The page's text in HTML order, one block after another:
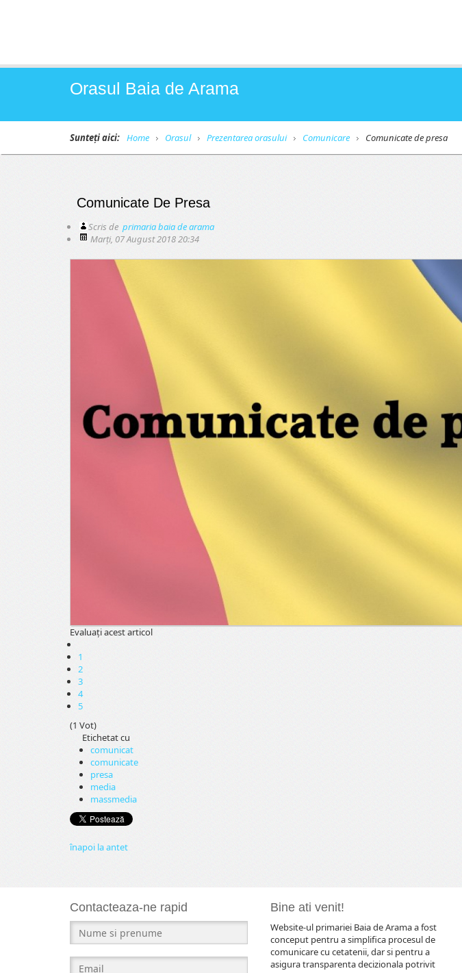
Orasul Baia de Arama
Sunteți aici: Home Orasul Prezentarea orasului Comunicare Comunicate de presa
Comunicate De Presa
Scris de primaria baia de arama
Marți, 07 August 2018 20:34
Evaluaţi acest articol
1
2
3
4
5
(1 Vot)
Etichetat cu
comunicat
comunicate
presa
media
massmedia
înapoi la antet
Contacteaza-ne rapid Bine ati venit!
Website-ul primariei Baia de Arama a fost
conceput pentru a simplifica procesul de
comunicare cu cetatenii, dar si pentru a
asigura transparenta decizionala potrivit